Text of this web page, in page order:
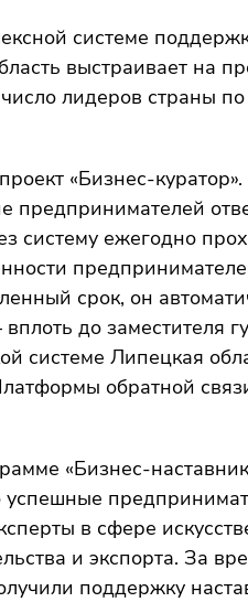
системе
выстраивает на
лидеров страны
«Бизнес-
предпринимателей
систему ежегодно
срок, он
до заместителя
системе Липецкая
обратной
«Бизнес-
успешные
в сфере
и экспорта. За
поддержку